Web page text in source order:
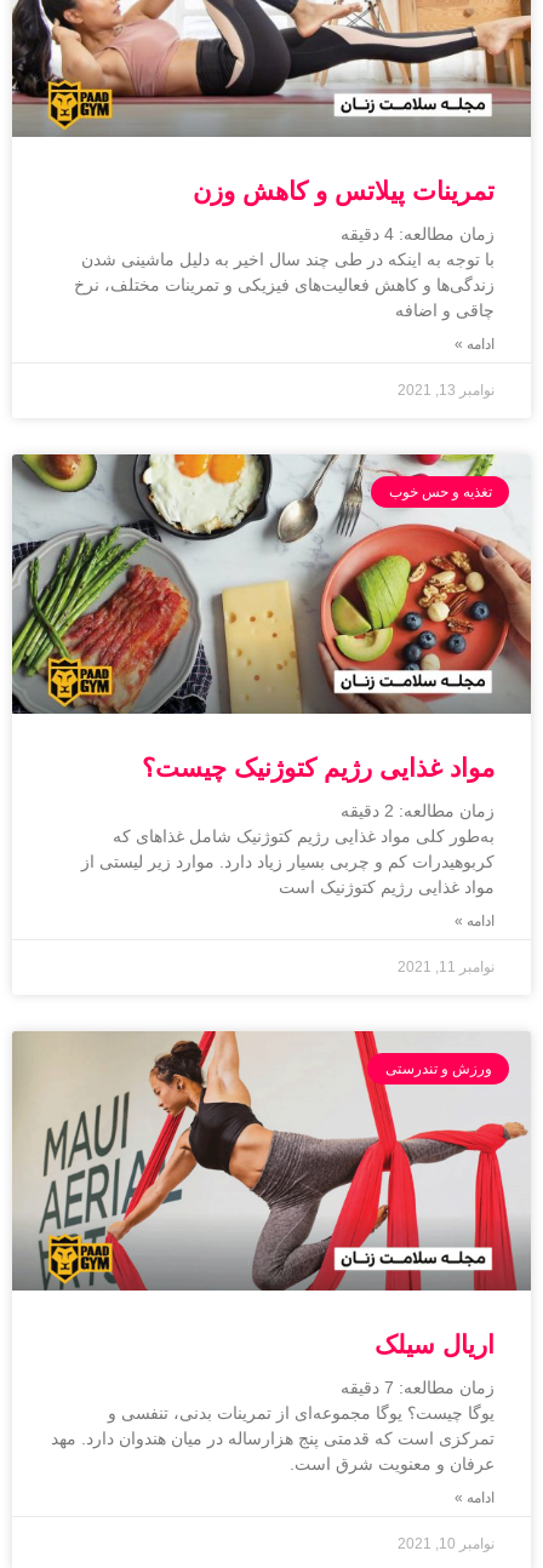
تمرینات پیلاتس و کاهش وزن
زمان مطالعه: 4 دقیقه
با توجه به اینکه در طی چند سال اخیر به دلیل ماشینی شدن
زندگی‌ها و کاهش فعالیت‌های فیزیکی و تمرینات مختلف، نرخ
چاقی و اضافه
ادامه »
نوامبر 13, 2021
تغذیه و حس خوب
مواد غذایی رژیم کتوژنیک چیست؟
زمان مطالعه: 2 دقیقه
به‌طور کلی مواد غذایی رژیم کتوژنیک شامل غذاهای که
کربوهیدرات‌ کم و چربی بسیار زیاد دارد. موارد زیر لیستی از
مواد غذایی رژیم کتوژنیک است
ادامه »
نوامبر 11, 2021
ورزش و تندرستی
اریال سیلک
زمان مطالعه: 7 دقیقه
یوگا چیست؟ یوگا مجموعه‌ای از تمرینات بدنی، تنفسی و
تمرکزی است که قدمتی پنج هزارساله در میان هندوان دارد. مهد
عرفان و معنویت شرق است.
ادامه »
نوامبر 10, 2021